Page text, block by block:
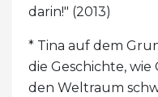
darin!" (2013)
* Tina auf dem
die Geschichte,
den Weltraum